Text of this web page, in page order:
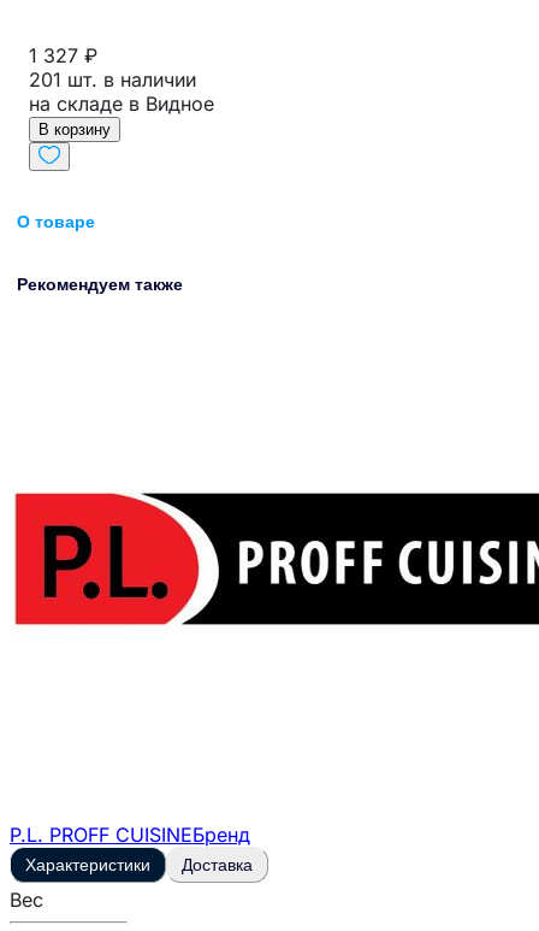
1 327 ₽
201 шт. в наличии
на складе в Видное
В корзину
О товаре
Рекомендуем также
P.L. PROFF CUISINEБренд
Характеристики Доставка
Вес